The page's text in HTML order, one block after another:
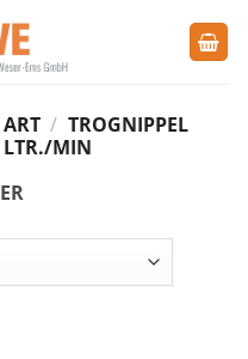
/ TROGNIPPEL
MIN